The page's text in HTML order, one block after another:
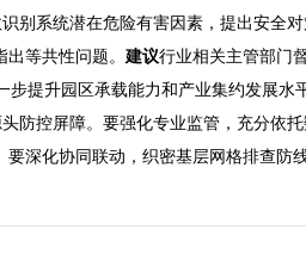
系统潜在危险有害因素，提出安全
共性问题。 建议行业相关主管部门督
一步提升园区承载能力和产业集约发展水
障。要强化专业监管，充分依
化协同联动，织密基层网格排查防线